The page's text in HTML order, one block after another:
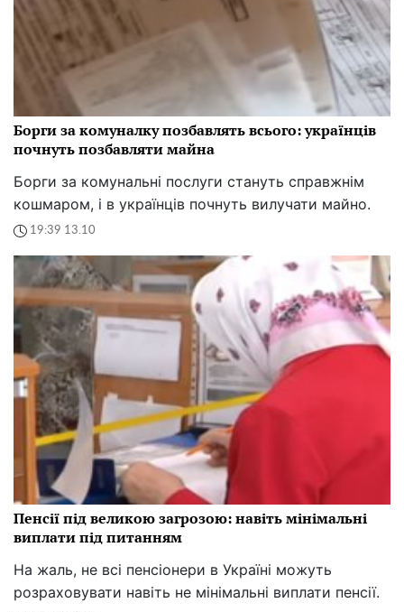
Борги за комуналку позбавлять всього: українців
почнуть позбавляти майна
Борги за комунальні послуги стануть справжнім
кошмаром, і в українців почнуть вилучати майно.
19:39 13.10
Пенсії під великою загрозою: навіть мінімальні
виплати під питанням
На жаль, не всі пенсіонери в Україні можуть
розраховувати навіть не мінімальні виплати пенсії.